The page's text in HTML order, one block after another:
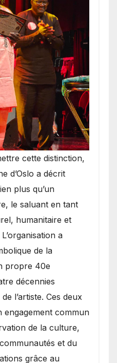
cette distinction,
d’Oslo a décrit
plus qu’un
le saluant en tant
humanitaire et
a
de la
propre 40e
décennies
l’artiste. Ces deux
engagement commun
de la culture,
et du
grâce au